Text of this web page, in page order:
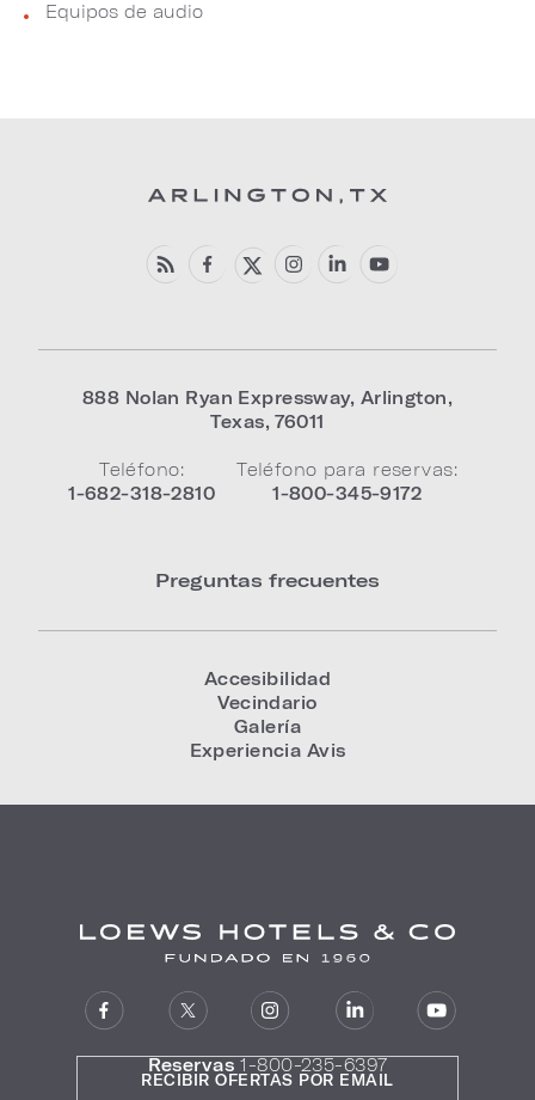
Equipos de audio
888 Nolan Ryan Expressway, Arlington,
Texas,76011
Teléfono:
1-682-318-2810
Teléfono para reservas:
1-800-345-9172
Preguntas frecuentes
Accesibilidad
Vecindario
Galería
Experiencia Avis
Reservas 1-800-235-6397
RECIBIR OFERTAS POR EMAIL